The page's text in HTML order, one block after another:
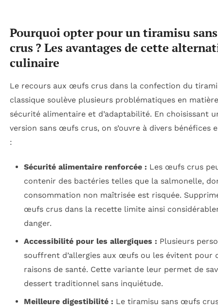
Pourquoi opter pour un tiramisu
crus ? Les avantages de cette
culinaire
Le recours aux œufs crus dans la confection du
classique soulève plusieurs problématiques en
sécurité alimentaire et d’adaptabilité. En choisissant
version sans œufs crus, on s’ouvre à divers bénéfices
:
Sécurité alimentaire renforcée : Les œufs crus
contenir des bactéries telles que la salmonelle,
consommation non maîtrisée est risquée.
œufs crus dans la recette limite ainsi
danger.
Accessibilité pour les allergiques : Plusieurs
souffrent d’allergies aux œufs ou les évitent pour
raisons de santé. Cette variante leur permet de
dessert traditionnel sans inquiétude.
Meilleure digestibilité : Le tiramisu sans œufs